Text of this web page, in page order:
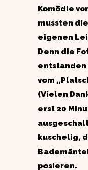
Komödie
mussten
eigenen
Denn die
entstanden
vom
(Vielen
erst 20
kuschelig,
posieren.